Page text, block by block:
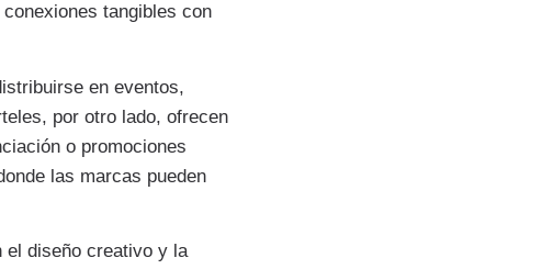
tangibles con
en eventos,
por otro lado, ofrecen
o promociones
las marcas pueden
el diseño creativo y la